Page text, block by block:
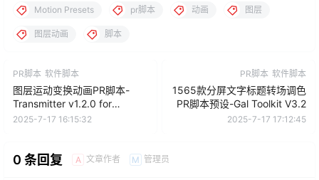
Motion Presets pr脚本 动画 图层
图层动画 脚本
PR脚本 软件脚本
图层运动变换动画PR脚本-
Transmitter v1.2.0 for
Premiere Pro
2025-7-17 16:15:32
PR脚本 软件脚本
1565款分屏文字标题转场调色
PR脚本预设-Gal Toolkit V3.2
2025-7-17 17:12:45
0 条回复 A 文章作者 M 管理员